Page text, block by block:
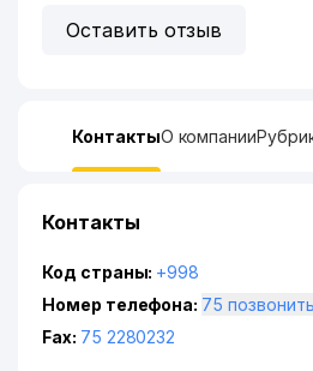
Оставить отзыв
КонтактыО компании
Контакты
Код страны: +998
Номер телефона:
75 позвонить
Fax: 75 2280232